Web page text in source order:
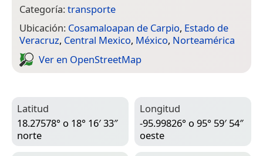
Categoría:transporte
Ubicación: Cosamaloapan de Carpio, Estado de
Veracruz, Central Mexico, México, Norteamérica
Ver en Open­Street­Map
Latitud
18.27578° o 18° 16′ 33″
norte
Longitud
-95.99826° o 95° 59′ 54″
oeste